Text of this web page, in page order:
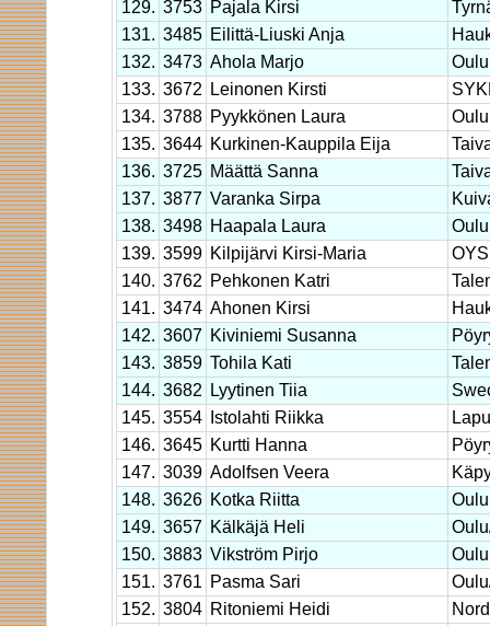
129. 3753 Pajala Kirsi
131. 3485 Eilittä-Liuski Anja
132. 3473 Ahola Marjo
Oulu
133. 3672 Leinonen Kirsti
134. 3788 Pyykkönen Laura
Oulu
135. 3644 Kurkinen-Kauppila Eija
136. 3725 Määttä Sanna
137. 3877 Varanka Sirpa
138. 3498 Haapala Laura
139. 3599 Kilpijärvi Kirsi-Maria
140. 3762 Pehkonen Katri
141. 3474 Ahonen Kirsi
142. 3607 Kiviniemi Susanna
143. 3859 Tohila Kati
144. 3682 Lyytinen Tiia
145. 3554 Istolahti Riikka
146. 3645 Kurtti Hanna
147. 3039 Adolfsen Veera
148. 3626 Kotka Riitta
Oulu
149. 3657 Kälkäjä Heli
150. 3883 Vikström Pirjo
Oulu
151. 3761 Pasma Sari
152. 3804 Ritoniemi Heidi